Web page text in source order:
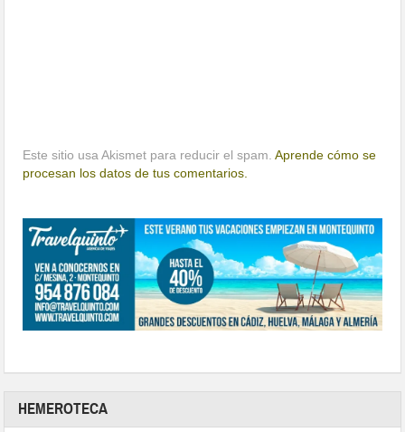
Este sitio usa Akismet para reducir el spam.Aprende cómo se
procesan los datos de tus comentarios.
HEMEROTECA